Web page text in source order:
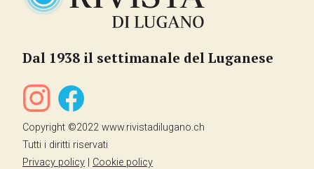
Dal 1938 il settimanale del Luganese
Copyright ©2022 www.rivistadilugano.ch
Tutti i diritti riservati
Privacy policy
Cookie policy